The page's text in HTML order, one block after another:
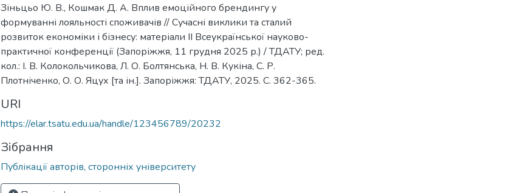
Зіньцьо Ю. В., Кошмак Д. А. Вплив емоційного брендингу у
формуванні лояльності споживачів // Сучасні виклики та сталий
розвиток економіки і бізнесу: матеріали IІ Всеукраїнської науково-
практичної конференції (Запоріжжя, 11 грудня 2025 р.) / ТДАТУ; ред.
кол.: І. В. Колокольчикова, Л. О. Болтянська, Н. В. Кукіна, С. Р.
Плотніченко, О. О. Яцух [та ін.]. Запоріжжя: ТДАТУ, 2025. С. 362-365.
URI
https://elar.tsatu.edu.ua/handle/123456789/20232
Зібрання
Публікації авторів, сторонніх університету